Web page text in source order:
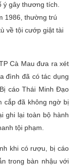
ý gây thương tích.
1986, thường trú
về tội cướp giật tài
Cà Mau đưa ra xét
đình đã có tác dụng
cáo Thái Minh Đạo
cắp đã không ngờ bị
ghi lại toàn bộ hành
tội phạm.
khi có rượu, bị cáo
trong bàn nhậu với